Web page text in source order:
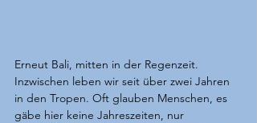
Erneut Bali, mitten in der Regenzeit.
Inzwischen leben wir seit über zwei Jahren
in den Tropen. Oft glauben Menschen, es
gäbe hier keine Jahreszeiten, nur